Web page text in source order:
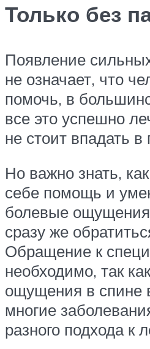
Только без
Появление
не означает, что
помочь, в
все это успешно
не стоит впадать в
Но важно знать,
себе помощь и
болевые
сразу же
Обращение к
необходимо, так
ощущения в спине
многие
разного подхода к